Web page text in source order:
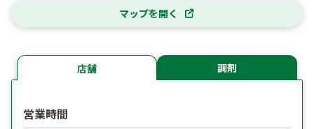
マップを開く
店舗 調剤
営業時間